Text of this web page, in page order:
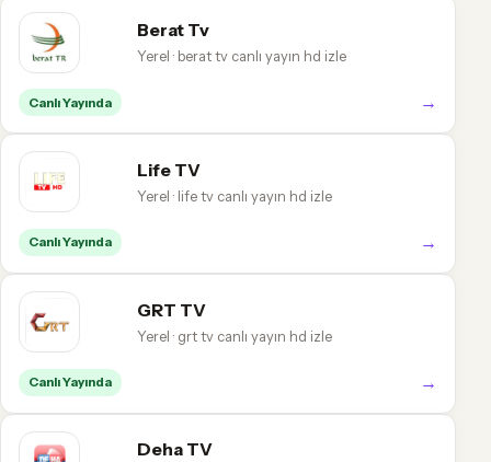
Berat Tv
Yerel · berat tv canlı yayın hd izle
Canlı Yayında →
Life TV
Yerel · life tv canlı yayın hd izle
Canlı Yayında →
GRT TV
Yerel · grt tv canlı yayın hd izle
Canlı Yayında →
Deha TV